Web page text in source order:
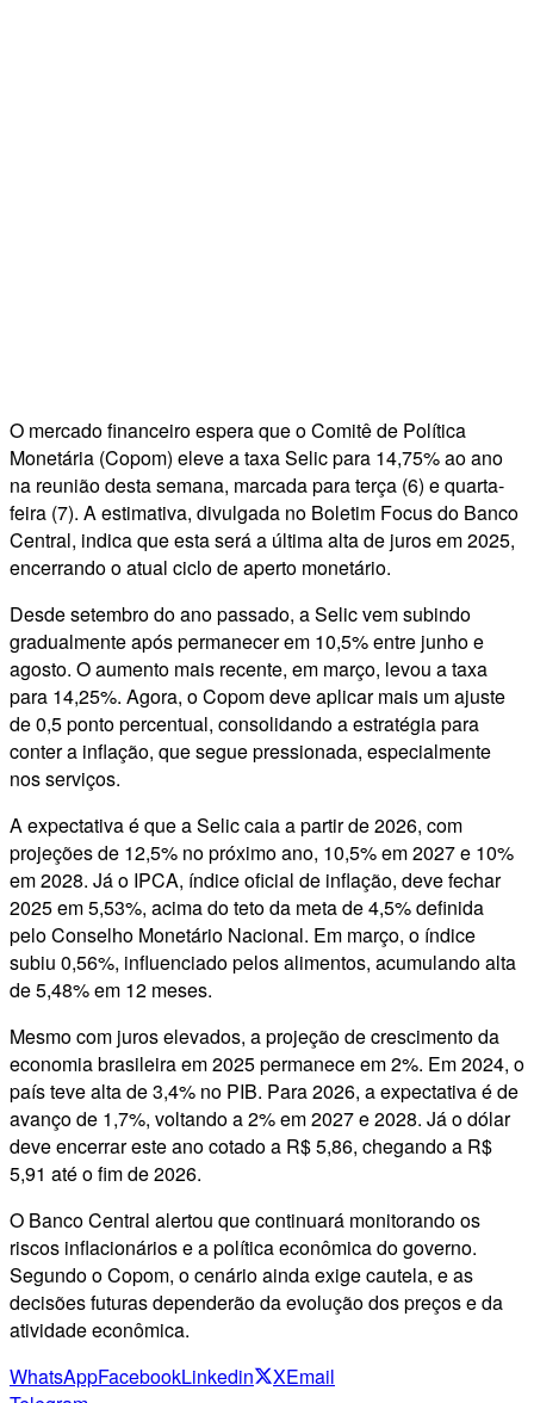
O mercado financeiro espera que o Comitê de Política
Monetária (Copom) eleve a taxa Selic para 14,75% ao ano
na reunião desta semana, marcada para terça (6) e quarta-
feira (7). A estimativa, divulgada no Boletim Focus do Banco
Central, indica que esta será a última alta de juros em 2025,
encerrando o atual ciclo de aperto monetário.
Desde setembro do ano passado, a Selic vem subindo
gradualmente após permanecer em 10,5% entre junho e
agosto. O aumento mais recente, em março, levou a taxa
para 14,25%. Agora, o Copom deve aplicar mais um ajuste
de 0,5 ponto percentual, consolidando a estratégia para
conter a inflação, que segue pressionada, especialmente
nos serviços.
A expectativa é que a Selic caia a partir de 2026, com
projeções de 12,5% no próximo ano, 10,5% em 2027 e 10%
em 2028. Já o IPCA, índice oficial de inflação, deve fechar
2025 em 5,53%, acima do teto da meta de 4,5% definida
pelo Conselho Monetário Nacional. Em março, o índice
subiu 0,56%, influenciado pelos alimentos, acumulando alta
de 5,48% em 12 meses.
Mesmo com juros elevados, a projeção de crescimento da
economia brasileira em 2025 permanece em 2%. Em 2024, o
país teve alta de 3,4% no PIB. Para 2026, a expectativa é de
avanço de 1,7%, voltando a 2% em 2027 e 2028. Já o dólar
deve encerrar este ano cotado a R$ 5,86, chegando a R$
5,91 até o fim de 2026.
O Banco Central alertou que continuará monitorando os
riscos inflacionários e a política econômica do governo.
Segundo o Copom, o cenário ainda exige cautela, e as
decisões futuras dependerão da evolução dos preços e da
atividade econômica.
WhatsAppFacebookLinkedin XEmail